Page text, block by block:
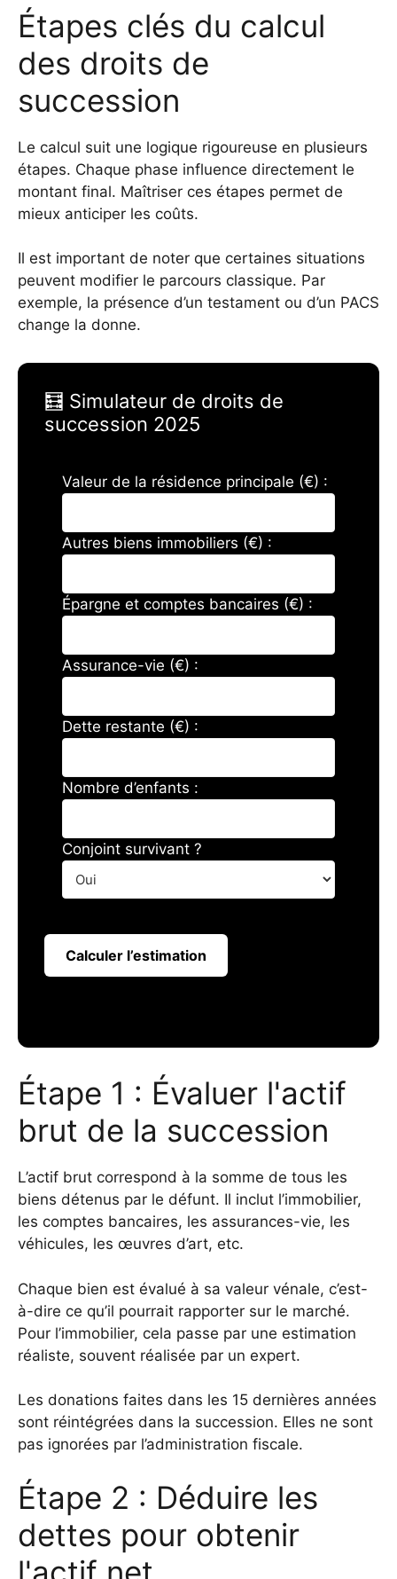
Étapes clés du calcul
des droits de
succession
Le calcul suit une logique rigoureuse en plusieurs
étapes. Chaque phase influence directement le
montant final. Maîtriser ces étapes permet de
mieux anticiper les coûts.
Il est important de noter que certaines situations
peuvent modifier le parcours classique. Par
exemple, la présence d’un testament ou d’un PACS
change la donne.
🧮 Simulateur de droits de
succession 2025
Valeur de la résidence principale (€) :
Autres biens immobiliers (€) :
Épargne et comptes bancaires (€) :
Assurance-vie (€) :
Dette restante (€) :
Nombre d’enfants :
Conjoint survivant ?
Calculer l’estimation
Étape 1 : Évaluer l'actif
brut de la succession
L’actif brut correspond à la somme de tous les
biens détenus par le défunt. Il inclut l’immobilier,
les comptes bancaires, les assurances-vie, les
véhicules, les œuvres d’art, etc.
Chaque bien est évalué à sa valeur vénale, c’est-
à-dire ce qu’il pourrait rapporter sur le marché.
Pour l’immobilier, cela passe par une estimation
réaliste, souvent réalisée par un expert.
Les donations faites dans les 15 dernières années
sont réintégrées dans la succession. Elles ne sont
pas ignorées par l’administration fiscale.
Étape 2 : Déduire les
dettes pour obtenir
l'actif net